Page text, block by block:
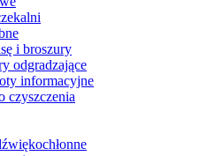
i broszury
odgradzające
informacyjne
czyszczenia